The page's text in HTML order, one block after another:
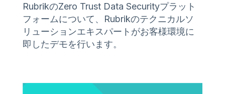
RubrikのZero Trust Data Securityプラット
フォームについて、Rubrikのテクニカルソ
リューションエキスパートがお客様環境に
即したデモを行います。